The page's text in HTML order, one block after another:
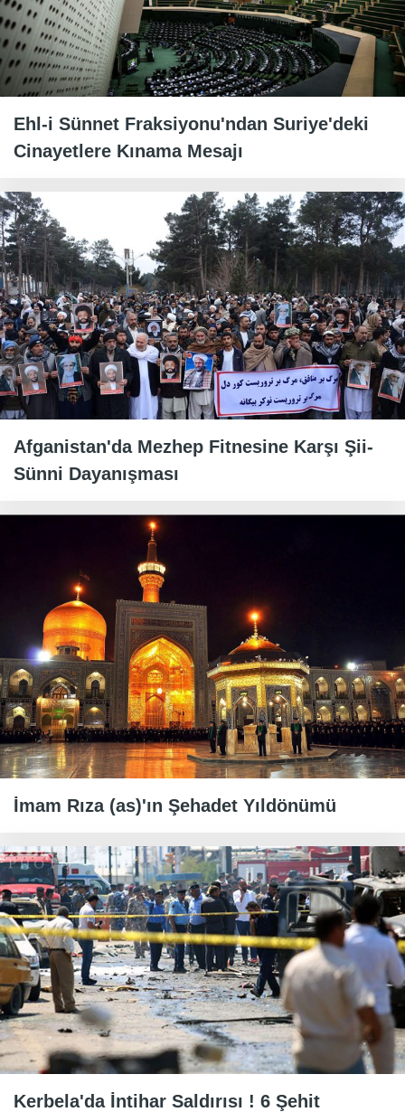
Ehl-i Sünnet Fraksiyonu'ndan Suriye'deki
Cinayetlere Kınama Mesajı
Afganistan'da Mezhep Fitnesine Karşı Şii-
Sünni Dayanışması
İmam Rıza (as)'ın Şehadet Yıldönümü
Kerbela'da İntihar Saldırısı ! 6 Şehit